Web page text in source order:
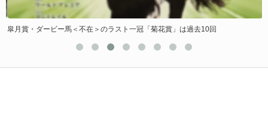
皐月賞・ダービー馬＜不在＞のラスト一冠「菊花賞」は過去10回